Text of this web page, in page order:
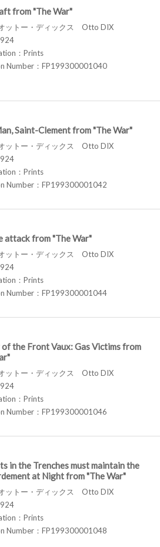
from "The War"
ットー・ディックス Otto DIX
：Prints
Number：FP199300001040
Saint-Clement from "The War"
ットー・ディックス Otto DIX
：Prints
Number：FP199300001042
attack from "The War"
ットー・ディックス Otto DIX
：Prints
Number：FP199300001044
of the Front Vaux: Gas Victims from
ットー・ディックス Otto DIX
：Prints
Number：FP199300001046
in the Trenches must maintain the
at Night from "The War"
ットー・ディックス Otto DIX
：Prints
Number：FP199300001048